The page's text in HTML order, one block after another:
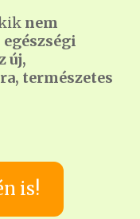
nem
új,
természetes
is!